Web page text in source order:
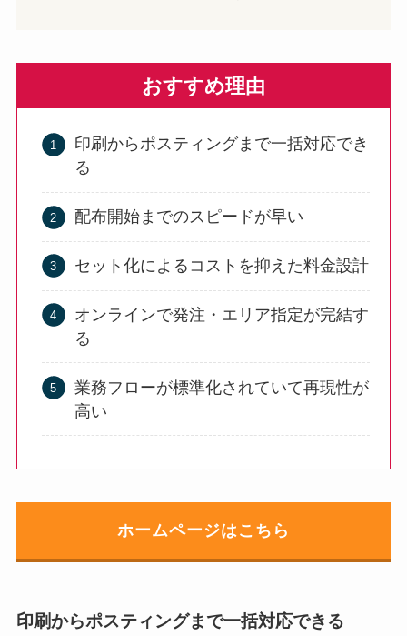
おすすめ理由
印刷からポスティングまで一括対応でき
る
配布開始までのスピードが早い
セット化によるコストを抑えた料金設計
オンラインで発注・エリア指定が完結す
る
業務フローが標準化されていて再現性が
高い
ホームページはこちら
印刷からポスティングまで一括対応できる